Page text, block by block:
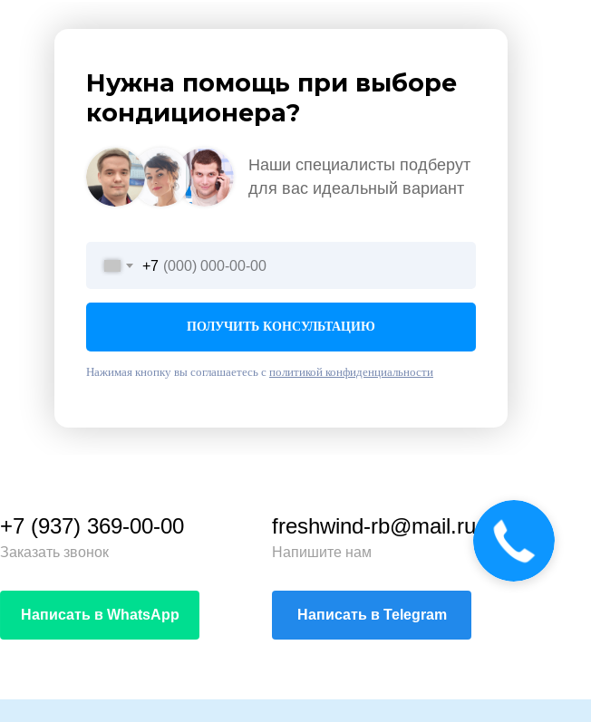
Наши специалисты подберут
для вас идеальный вариант
Нужна помощь при выборе
кондиционера?
+7
ПОЛУЧИТЬ КОНСУЛЬТАЦИЮ
Нажимая кнопку вы соглашаетесь с политикой конфиденциальности
+7 (937) 369-00-00
Заказать звонок
freshwind-rb@mail.ru
Напишите нам
Написать в WhatsApp Написать в Telegram
Звонок
сейчас